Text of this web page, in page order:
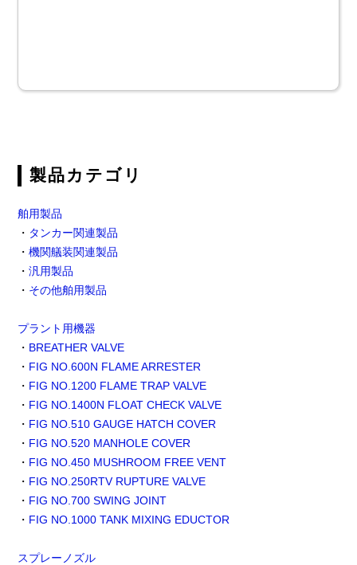
製品カテゴリ
舶用製品
・ タンカー関連製品
・機関艤装関連製品
・汎用製品
・ その他舶用製品
プラント用機器
・ BREATHER VALVE
・ FIG NO.600N FLAME ARRESTER
・ FIG NO.1200 FLAME TRAP VALVE
・ FIG NO.1400N FLOAT CHECK VALVE
・ FIG NO.510 GAUGE HATCH COVER
・ FIG NO.520 MANHOLE COVER
・ FIG NO.450 MUSHROOM FREE VENT
・ FIG NO.250RTV RUPTURE VALVE
・ FIG NO.700 SWING JOINT
・ FIG NO.1000 TANK MIXING EDUCTOR
スプレーノズル